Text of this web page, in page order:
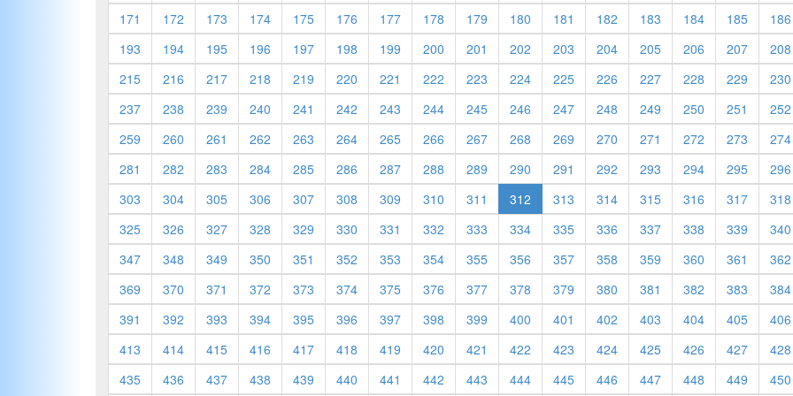
171 172 173 174 175 176 177 178 179 180 181 182 183 184 185
186
193
194 195 196 197 198 199 200 201 202 203 204 205 206 207
208
215
216 217 218 219 220 221 222 223 224 225 226 227 228 229
230
237
238 239 240 241 242 243 244 245 246 247 248 249 250 251
252
259
260 261 262 263 264 265 266 267 268 269 270 271 272 273
274
281
282 283 284 285 286 287 288 289 290 291 292 293 294 295
296
303
304 305 306 307 308 309 310 311 312 313 314 315 316 317
318
325
326 327 328 329 330 331 332 333 334 335 336 337 338 339
340
347
348 349 350 351 352 353 354 355 356 357 358 359 360 361
362
369
370 371 372 373 374 375 376 377 378 379 380 381 382 383
384
391
392 393 394 395 396 397 398 399 400 401 402 403 404 405
406
413
414 415 416 417 418 419 420 421 422 423 424 425 426 427
428
435
436 437 438 439 440 441 442 443 444 445 446 447 448 449 450